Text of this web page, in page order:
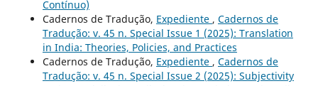
Contínuo)
Cadernos de Tradução, Expediente , Cadernos de
Tradução: v. 45 n. Special Issue 1 (2025): Translation
in India: Theories, Policies, and Practices
Cadernos de Tradução, Expediente , Cadernos de
Tradução: v. 45 n. Special Issue 2 (2025): Subjectivity